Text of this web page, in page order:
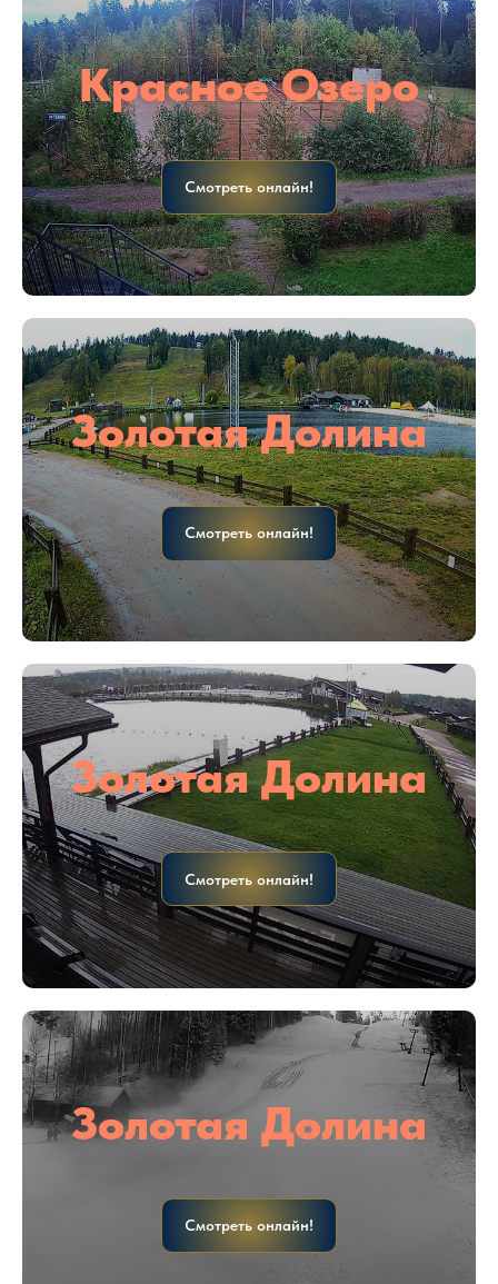
Красное Озеро
Смотреть онлайн!
Золотая Долина
Смотреть онлайн!
Золотая Долина
Смотреть онлайн!
Золотая Долина
Смотреть онлайн!